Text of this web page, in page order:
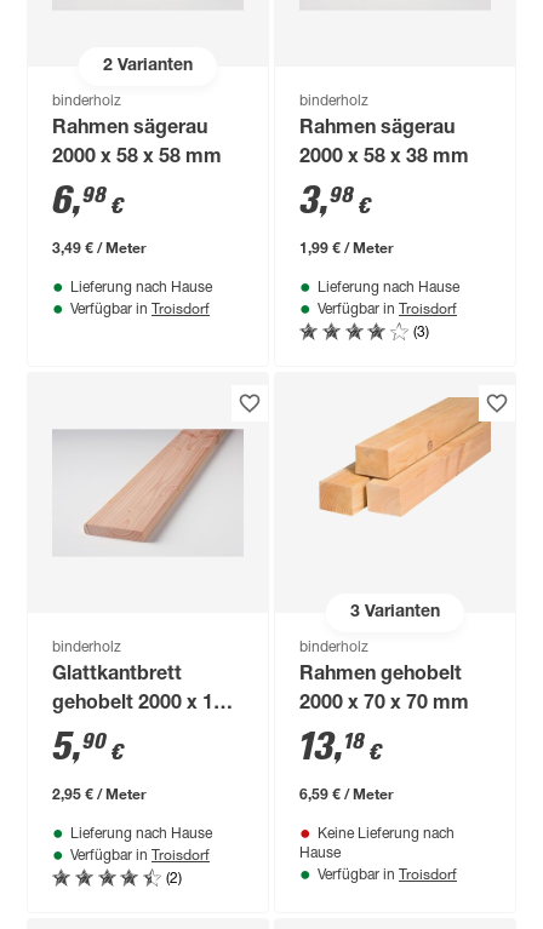
2Varianten
binderholz
Rahmen sägerau
2000 x 58 x 58 mm
6,98 €
3,49 € / Meter
Lieferung nach Hause
Verfügbar in Troisdorf
binderholz
Rahmen sägerau
2000 x 58 x 38 mm
3,98 €
1,99 € / Meter
Lieferung nach Hause
Verfügbar in Troisdorf
(3)
binderholz
Glattkantbrett
gehobelt 2000 x 100
x 18 mm
5,90 €
2,95 € / Meter
Lieferung nach Hause
Verfügbar in Troisdorf
(2)
3Varianten
binderholz
Rahmen gehobelt
2000 x 70 x 70 mm
13,18 €
6,59 € / Meter
Keine Lieferung nach
Hause
Verfügbar in Troisdorf